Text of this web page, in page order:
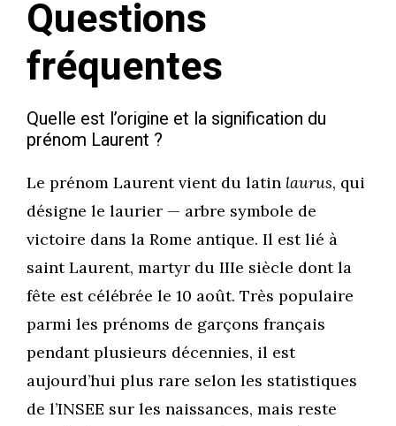
Questions
fréquentes
Quelle est l’origine et la signification du
prénom Laurent ?
Le prénom Laurent vient du latin laurus, qui
désigne le laurier — arbre symbole de
victoire dans la Rome antique. Il est lié à
saint Laurent, martyr du IIIe siècle dont la
fête est célébrée le 10 août. Très populaire
parmi les prénoms de garçons français
pendant plusieurs décennies, il est
aujourd’hui plus rare selon les statistiques
de l’INSEE sur les naissances, mais reste